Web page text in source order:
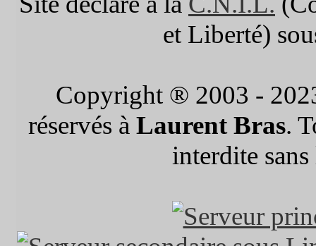
et Liberté)
Copyright ® 2003 -
réservés à Laurent Bras.
interdite